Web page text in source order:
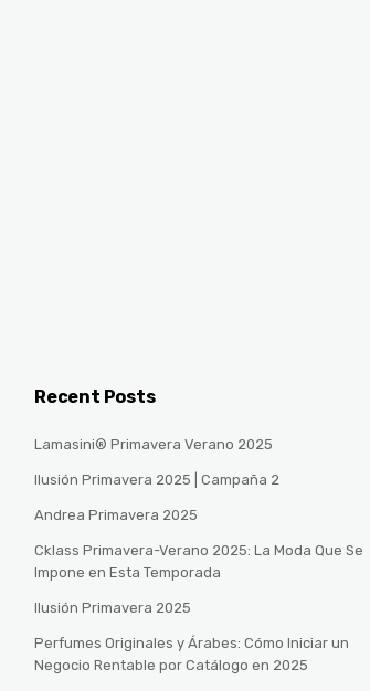
Recent Posts
Lamasini® Primavera Verano 2025
Ilusión Primavera 2025 | Campaña 2
Andrea Primavera 2025
Cklass Primavera-Verano 2025: La Moda Que Se
Impone en Esta Temporada
Ilusión Primavera 2025
Perfumes Originales y Árabes: Cómo Iniciar un
Negocio Rentable por Catálogo en 2025